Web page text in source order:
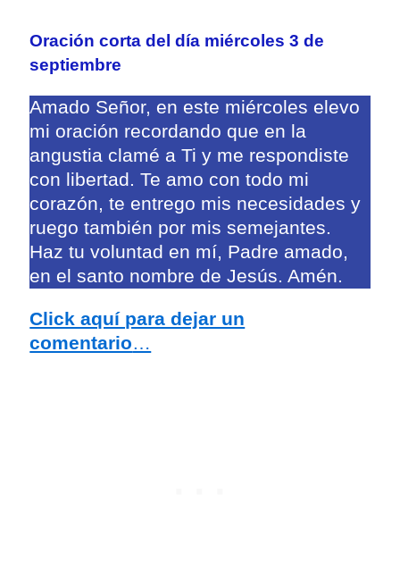
Oración corta del día miércoles 3 de
septiembre
Amado Señor, en este miércoles elevo
mi oración recordando que en la
angustia clamé a Ti y me respondiste
con libertad. Te amo con todo mi
corazón, te entrego mis necesidades y
ruego también por mis semejantes.
Haz tu voluntad en mí, Padre amado,
en el santo nombre de Jesús. Amén.
Click aquí para dejar un
comentario…